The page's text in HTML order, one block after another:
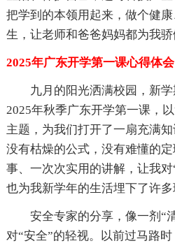
把学到的本领用起来，做个健
生，让老师和爸爸妈妈都为我骄
2025年广东开学第一课心得体
九月的阳光洒满校园，新
2025年秋季广东开学第一课，
主题，为我们打开了一扇充满
没有枯燥的公式，没有难懂的
事、一次次实用的讲解，让我对
也为我新学年的生活埋下了许多
安全专家的分享，像一剂“
对“安全”的轻视。以前过马路